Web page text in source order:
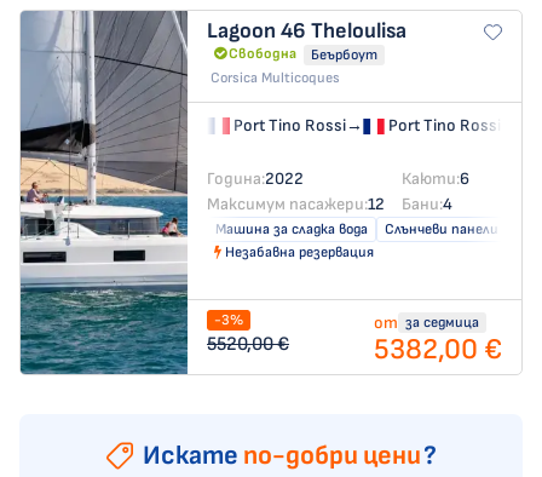
Lagoon 46 Theloulisa
Свободна
Беърбоут
Corsica Multicoques
Port Tino Rossi→ Port Tino Rossi
Година:2022 Каюти:6
Максимум пасажери:12 Бани:4
Машина за сладка вода
Слънчеви панели
Незабавна резервация
-3%
5520,00 €
от за седмица
5382,00 €
Искате по-добри цени?